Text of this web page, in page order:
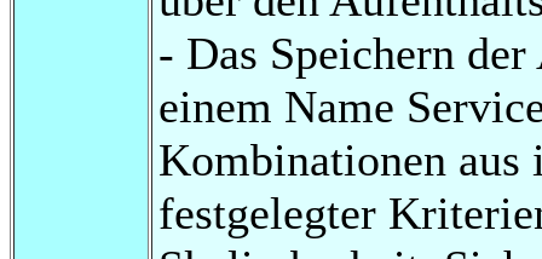
- Das Speichern
einem Name
Kombinationen aus
festgelegter